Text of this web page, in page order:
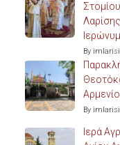
By
By
Ιερά